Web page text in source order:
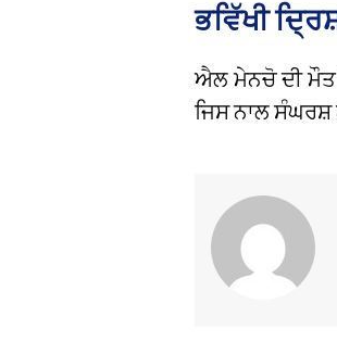
ਭਵਿੱਖੀ
ਐਲ ਮੇਨਚੋ ਦੀ ਮੌਤ
ਜਿਸ ਨਾਲ ਸੰਘਰਸ਼